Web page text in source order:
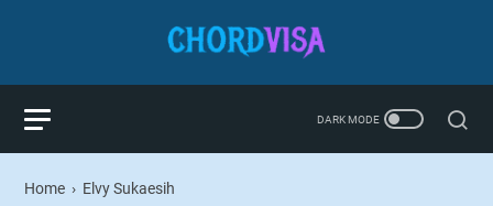
Home › Elvy Sukaesih